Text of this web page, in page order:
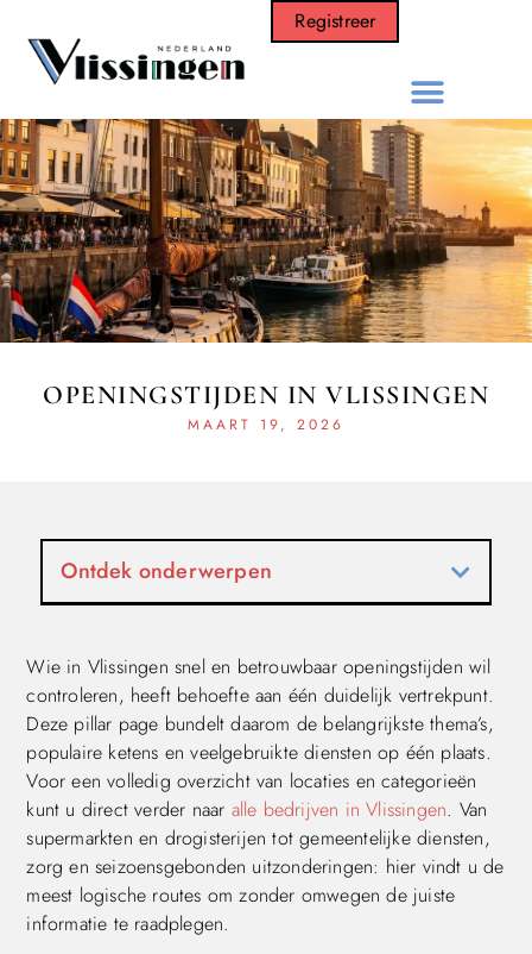
Registreer
OPENINGSTIJDEN IN VLISSINGEN
MAART 19, 2026
Wie in Vlissingen snel en betrouwbaar openingstijden wil
controleren, heeft behoefte aan één duidelijk vertrekpunt.
Deze pillar page bundelt daarom de belangrijkste thema’s,
populaire ketens en veelgebruikte diensten op één plaats.
Voor een volledig overzicht van locaties en categorieën
kunt u direct verder naar alle bedrijven in Vlissingen. Van
supermarkten en drogisterijen tot gemeentelijke diensten,
zorg en seizoensgebonden uitzonderingen: hier vindt u de
meest logische routes om zonder omwegen de juiste
informatie te raadplegen.
Ontdek onderwerpen